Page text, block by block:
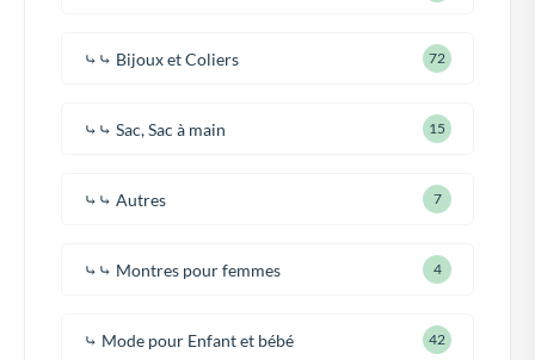
⤷⤷ Bijoux et Coliers 72
⤷⤷ Sac, Sac à main 15
⤷⤷ Autres 7
⤷⤷ Montres pour femmes 4
⤷ Mode pour Enfant et bébé 42